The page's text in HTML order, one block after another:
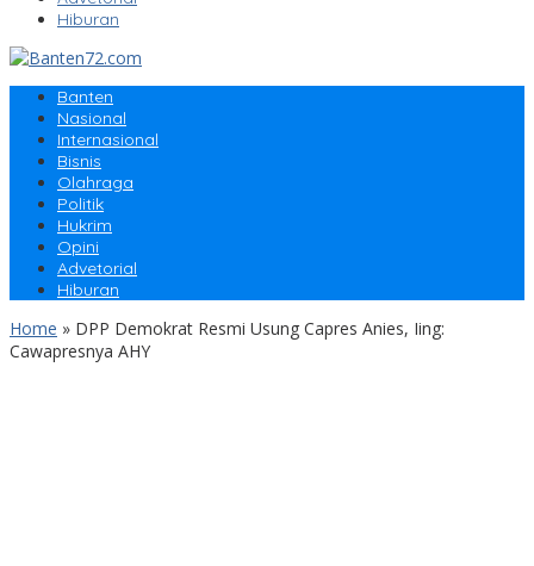
Hiburan
Banten
Nasional
Internasional
Bisnis
Olahraga
Politik
Hukrim
Opini
Advetorial
Hiburan
Home » DPP Demokrat Resmi Usung Capres Anies, Iing:
Cawapresnya AHY